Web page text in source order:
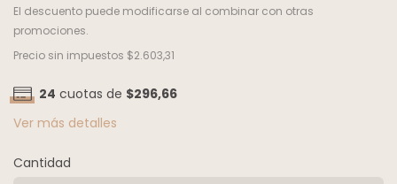
El descuento puede modificarse al combinar con otras
promociones.
Precio sin impuestos $2.603,31
24 cuotas de $296,66
Ver más detalles
Cantidad